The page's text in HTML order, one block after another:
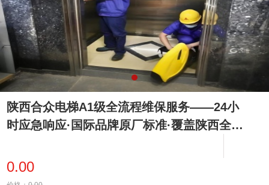
陕西合众电梯A1级全流程维保服务——24小
时应急响应·国际品牌原厂标准·覆盖陕西全域
0.00